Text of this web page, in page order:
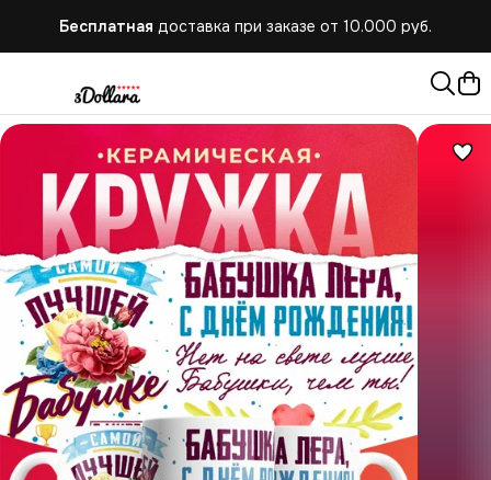
Бесплатная доставка при заказе от 10.000 руб.